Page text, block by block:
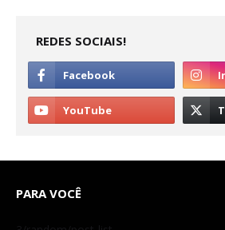
REDES SOCIAIS!
PARA VOCÊ